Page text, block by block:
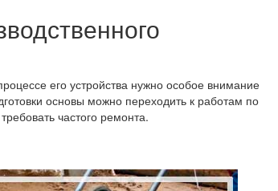
его устройства нужно особое внимание
основы можно переходить к работам по
частого ремонта.